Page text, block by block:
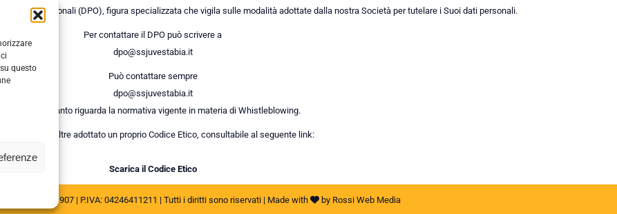
questo
dei Dati Personali (DPO), figura specializzata che vigila sulle modalità adottate dalla nostra Società per tutelare i Suoi dati personali.
Per contattare il DPO può scrivere a
dpo@ssjuvestabia.it
Può contattare sempre
dpo@ssjuvestabia.it
anche per quanto riguarda la normativa vigente in materia di Whistleblowing.
Società ha inoltre adottato un proprio Codice Etico, consultabile al seguente link:
Scarica il Codice Etico
STABIA 1907 | P.IVA: 04246411211 | Tutti i diritti sono riservati | Made with by Rossi Web Media